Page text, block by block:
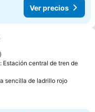
Ver precios
a favoritos
Estación central de tren de
sencilla de ladrillo rojoVer